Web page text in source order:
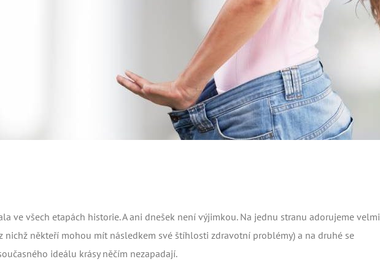
ve všech etapách historie. A ani dnešek není výjimkou. Na jednu stranu adorujeme velmi
nichž někteří mohou mít následkem své štíhlosti zdravotní problémy) a na druhé se
ideálu krásy něčím nezapadají.